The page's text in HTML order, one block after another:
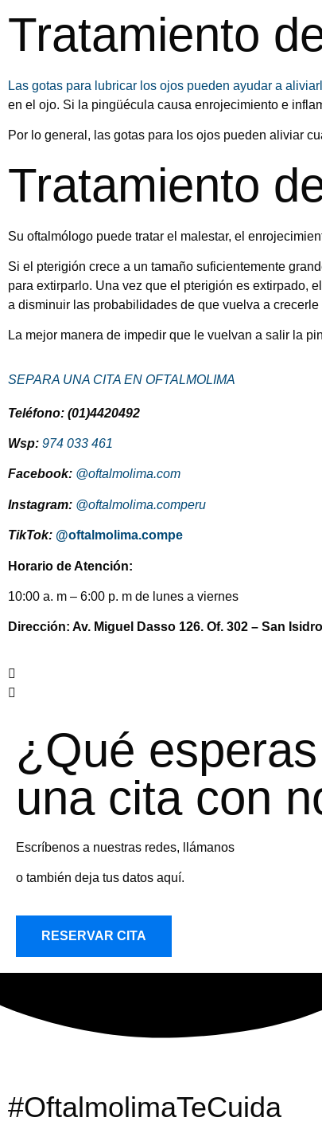
Tratamiento
Las gotas para lubricar los ojos pueden ayudar a
en el ojo. Si la pingüécula causa enrojecimiento e
Por lo general, las gotas para los ojos pueden aliviar
Tratamiento
Su oftalmólogo puede tratar el malestar, el
Si el pterigión crece a un tamaño suficientemente
para extirparlo. Una vez que el pterigión es extirpado,
a disminuir las probabilidades de que vuelva a crecerle
La mejor manera de impedir que le vuelvan a salir la
SEPARA UNA CITA EN OFTALMOLIMA
Teléfono: (01)4420492
Wsp: 974 033 461
Facebook: @oftalmolima.com
Instagram: @oftalmolima.comperu
TikTok: @oftalmolima.compe
Horario de Atención:
10:00 a. m – 6:00 p. m de lunes a viernes
Dirección: Av. Miguel Dasso 126. Of. 302 – San
¿Qué
una cita con
Escríbenos a nuestras redes, llámanos
o también deja tus datos aquí.
RESERVAR CITA
#OftalmolimaTeCuida